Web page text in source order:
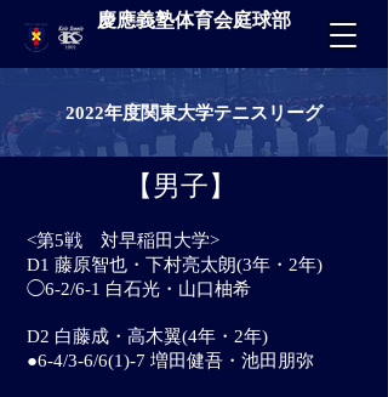
慶應義塾体育会庭球部
2022年度関東大学テニスリーグ
【男子】
<第5戦 対早稲田大学>
D1 藤原智也・下村亮太朗(3年・2年)
◯6-2/6-1 白石光・山口柚希
D2 白藤成・高木翼(4年・2年)
●6-4/3-6/6(1)-7 増田健吾・池田朋弥